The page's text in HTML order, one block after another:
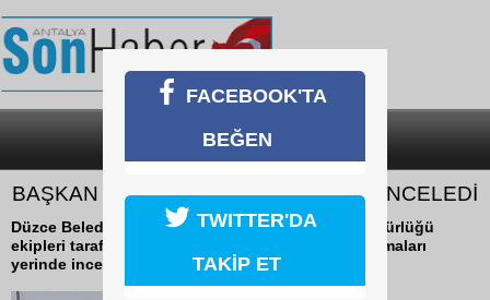
SON DAKİKA
BAŞKAN AY ÇALIŞMALARI YERİNDE İNCELEDİ
Düzce Belediye Başkanı Dursun Ay, Fen İşleri Müdürlüğü
ekipleri tarafından gerçekleştirilen yol yapım çalışmaları
yerinde incelendi.
FACEBOOK'TA
BEĞEN
TWITTER'DA
TAKİP ET